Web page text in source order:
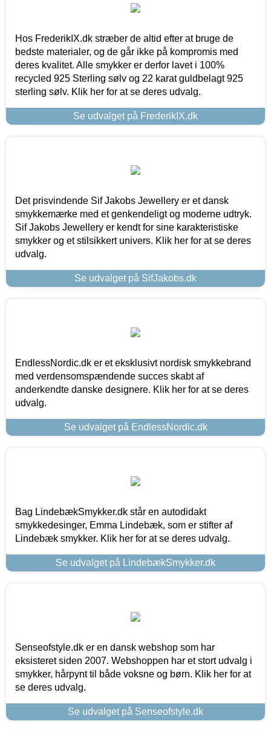
Hos FrederikIX.dk stræber de altid efter at bruge de
bedste materialer, og de går ikke på kompromis med
deres kvalitet. Alle smykker er derfor lavet i 100%
recycled 925 Sterling sølv og 22 karat guldbelagt 925
sterling sølv. Klik her for at se deres udvalg.
Se udvalget på FrederikIX.dk
Det prisvindende Sif Jakobs Jewellery er et dansk
smykkemærke med et genkendeligt og moderne udtryk.
Sif Jakobs Jewellery er kendt for sine karakteristiske
smykker og et stilsikkert univers. Klik her for at se deres
udvalg.
Se udvalget på SifJakobs.dk
EndlessNordic.dk er et eksklusivt nordisk smykkebrand
med verdensomspændende succes skabt af
anderkendte danske designere. Klik her for at se deres
udvalg.
Se udvalget på EndlessNordic.dk
Bag LindebækSmykker.dk står en autodidakt
smykkedesinger, Emma Lindebæk, som er stifter af
Lindebæk smykker. Klik her for at se deres udvalg.
Se udvalget på LindebækSmykker.dk
Senseofstyle.dk er en dansk webshop som har
eksisteret siden 2007. Webshoppen har et stort udvalg i
smykker, hårpynt til både voksne og børn. Klik her for at
se deres udvalg.
Se udvalget på Senseofstyle.dk